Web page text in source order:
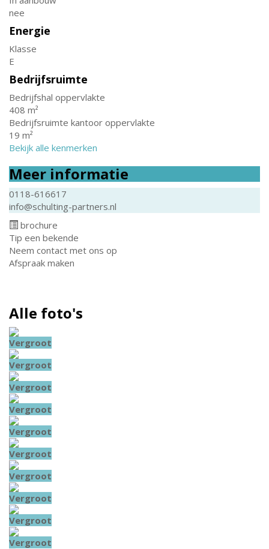
nee
Energie
Klasse
E
Bedrijfsruimte
Bedrijfshal oppervlakte
408 m²
Bedrijfsruimte kantoor oppervlakte
19 m²
Bekijk alle kenmerken
Meer informatie
0118-616617
info@schulting-partners.nl
brochure
Tip een bekende
Neem contact met ons op
Afspraak maken
Alle foto's
Vergroot
Vergroot
Vergroot
Vergroot
Vergroot
Vergroot
Vergroot
Vergroot
Vergroot
Vergroot